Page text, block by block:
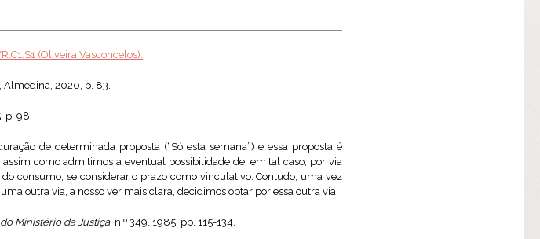
(Oliveira Vasconcelos).
Almedina, 2020, p. 83.
p. 98.
de determinada proposta (“Só esta semana”) e essa proposta é
como admitimos a eventual possibilidade de, em tal caso, por via
consumo, se considerar o prazo como vinculativo. Contudo, uma vez
outra via, a nosso ver mais clara, decidimos optar por essa outra via.
Ministério da Justiça, n.º 349, 1985, pp. 115-134.